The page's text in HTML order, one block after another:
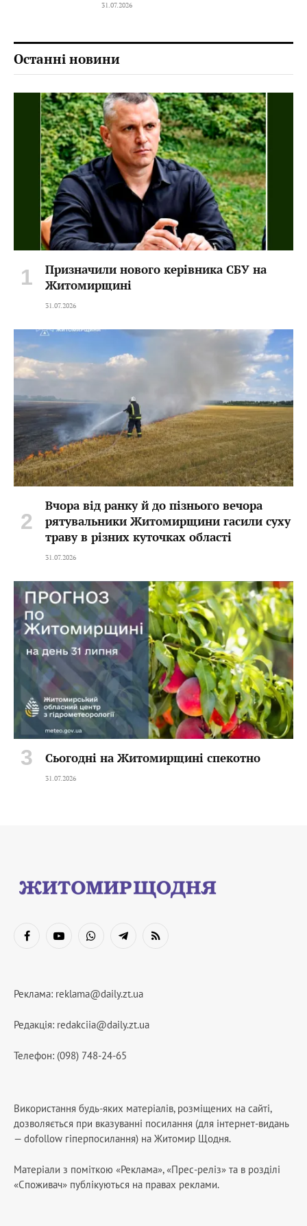
31.07.2026
Останні новини
Призначили нового керівника СБУ на
Житомирщині
31.07.2026
Вчора від ранку й до пізнього вечора
рятувальники Житомирщини гасили суху
траву в різних куточках області
31.07.2026
Сьогодні на Житомирщині спекотно
31.07.2026
FacebookYouTubeWhatsAppTelegramRSS
Реклама: reklama@daily.zt.ua
Редакція: redakciia@daily.zt.ua
Телефон: (098) 748-24-65
Використання будь-яких матеріалів, розміщених на сайті,
дозволяється при вказуванні посилання (для інтернет-видань
— dofollow гіперпосилання) на Житомир Щодня.
Матеріали з поміткою «Реклама», «Прес-реліз» та в розділі
«Споживач» публікуються на правах реклами.